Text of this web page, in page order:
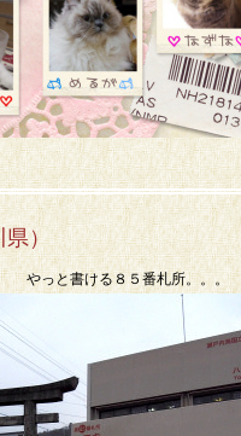
県）
やっと書ける８５番札所。。。